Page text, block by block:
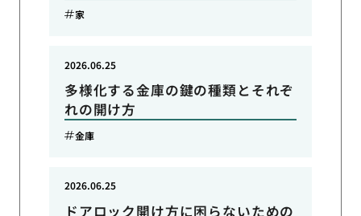
家
多様化する金庫の鍵の種類とそれぞ
れの開け方
2026.06.25
金庫
ドアロック開け方に困らないための
2026.06.25